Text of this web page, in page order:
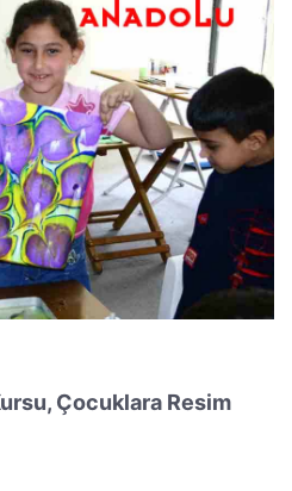
Çocuklara Resim